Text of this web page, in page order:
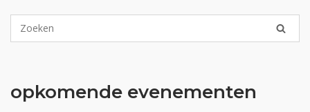
opkomende evenementen